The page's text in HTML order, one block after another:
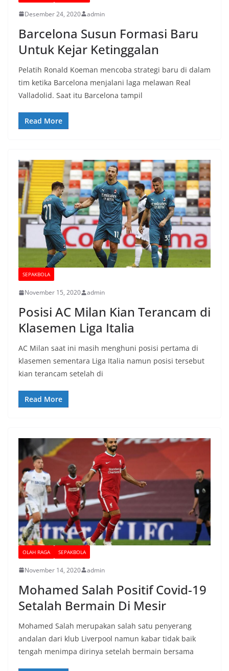
Desember 24, 2020 admin
Barcelona Susun Formasi Baru
Untuk Kejar Ketinggalan
Pelatih Ronald Koeman mencoba strategi baru di dalam
tim ketika Barcelona menjalani laga melawan Real
Valladolid. Saat itu Barcelona tampil
Read More
SEPAKBOLA
November 15, 2020 admin
Posisi AC Milan Kian Terancam di
Klasemen Liga Italia
AC Milan saat ini masih menghuni posisi pertama di
klasemen sementara Liga Italia namun posisi tersebut
kian terancam setelah di
Read More
OLAH RAGA SEPAKBOLA
November 14, 2020 admin
Mohamed Salah Positif Covid-19
Setalah Bermain Di Mesir
Mohamed Salah merupakan salah satu penyerang
andalan dari klub Liverpool namun kabar tidak baik
tengah menimpa dirinya setelah bermain bersama